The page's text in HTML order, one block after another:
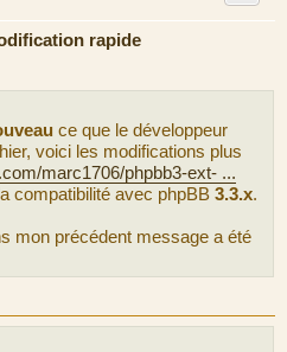
rapide
ce que le développeur
voici les modifications plus
marc1706/phpbb3-ext- ...
compatibilité avec phpBB 3.3.x.
mon précédent message a été